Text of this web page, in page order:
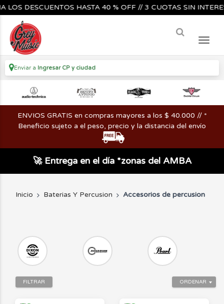
HASTA 40 % OFF // 3 CUOTAS SIN INTERES🔥🎸🎺🎶/
Enviar a Ingresar CP y ciudad
ENVIOS GRATIS en compras mayores a los $ 40.000 // *
Beneficio sujeto a el peso, precio y la distancia del envío
🚀 Entrega en el día *zonas del AMBA
Inicio Baterias Y Percusion Accesorios de percusion
ORDENAR
FILTRAR